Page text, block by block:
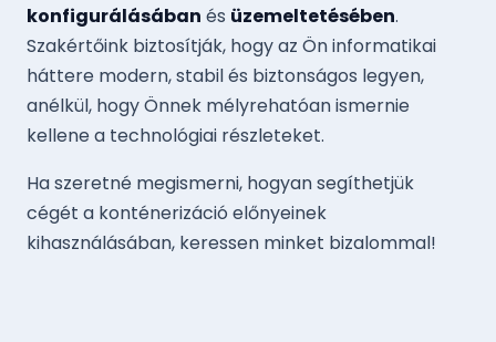
konfigurálásában és üzemeltetésében.
Szakértőink biztosítják, hogy az Ön informatikai
háttere modern, stabil és biztonságos legyen,
anélkül, hogy Önnek mélyrehatóan ismernie
kellene a technológiai részleteket.
Ha szeretné megismerni, hogyan segíthetjük
cégét a konténerizáció előnyeinek
kihasználásában, keressen minket bizalommal!